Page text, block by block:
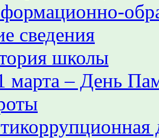
сведения
школы
марта – День